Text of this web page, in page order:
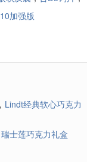
加强版
， Lindt经典软心巧克力
瑞士莲巧克力礼盒